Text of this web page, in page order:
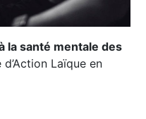
la santé mentale des
Laïque en